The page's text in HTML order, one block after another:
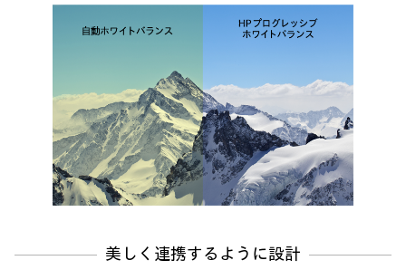
美しく連携するように設計